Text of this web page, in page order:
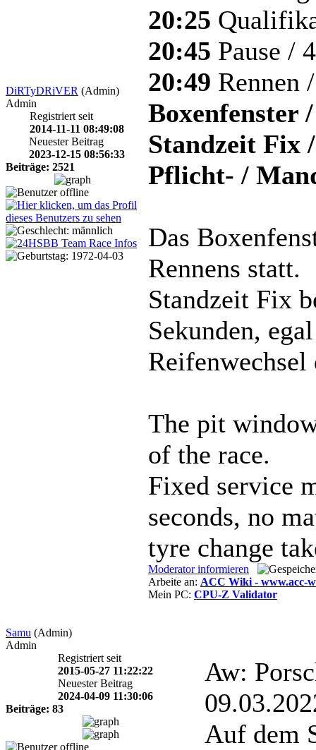
DiRTyDRiVER (Admin)
Admin
Registriert seit
2014-11-11 08:49:08
Neuester Beitrag
2023-12-15 08:56:33
Beiträge: 2521
20:25
20:45 Pause /
20:49 Rennen
Boxenfenster
Standzeit Fix
Pflicht- /
Das
Rennens statt.
Standzeit Fix
Sekunden,
Reifenwechsel
The pit
of the race.
Fixed service
seconds, no
tyre change
Moderator informieren
Arbeite an: ACC Wiki - www.acc-
Mein PC: CPU-Z Validator
Samu (Admin)
Admin
Registriert seit
2015-05-27 11:22:22
Neuester Beitrag
2024-04-09 11:30:06
Beiträge: 83
Aw:
Auf dem